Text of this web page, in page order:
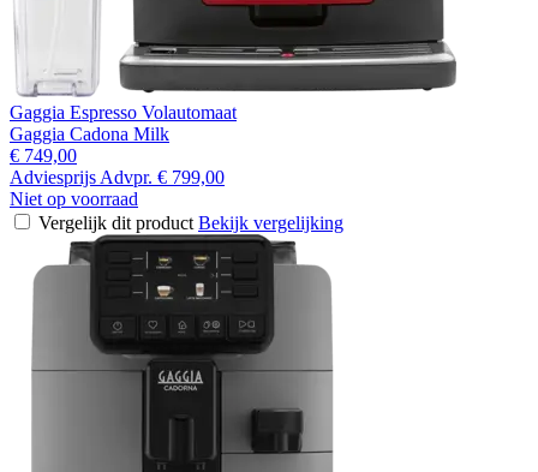
Gaggia Espresso Volautomaat
Gaggia Cadona Milk
€ 749,00
Adviesprijs Advpr. € 799,00
Niet op voorraad
Vergelijk dit product Bekijk vergelijking